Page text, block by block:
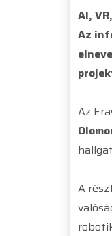
AI,
Az
Az
A